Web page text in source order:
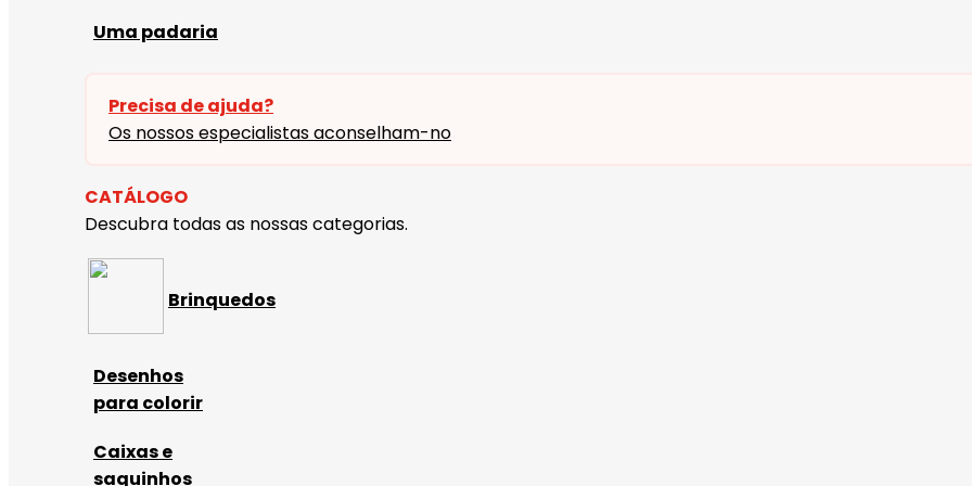
Uma padaria
Precisa de ajuda?
Os nossos especialistas aconselham-no
CATÁLOGO
Descubra todas as nossas categorias.
Brinquedos
Desenhos
para colorir
Caixas e
saquinhos